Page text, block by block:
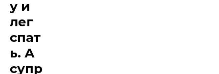
у и
лег
спат
ь. А
супр